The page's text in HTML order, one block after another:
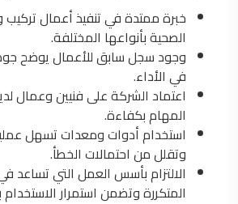
خبرة ممتدة في تنفيذ أعمال تركيب
الصحية بأنواعها المختلفة.
وجود سجل سابق للأعمال يوضح جودة
في الأداء.
اعتماد الشركة على فنيين وعمال
المهام بكفاءة.
استخدام أدوات ومعدات تسهل عملية
وتقلل من احتمالات الخطأ.
الالتزام بأسس العمل التي تساعد في
المتكررة وتضمن استمرار الاستخدام